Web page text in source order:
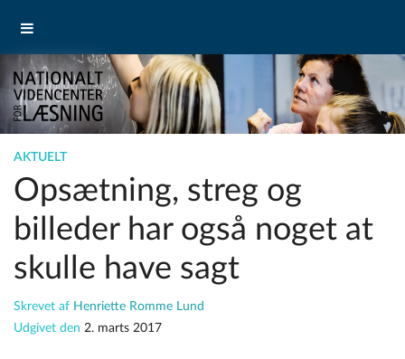
AKTUELT
Opsætning, streg og
billeder har også noget at
skulle have sagt
Skrevet af Henriette Romme Lund
Udgivet den 2. marts 2017